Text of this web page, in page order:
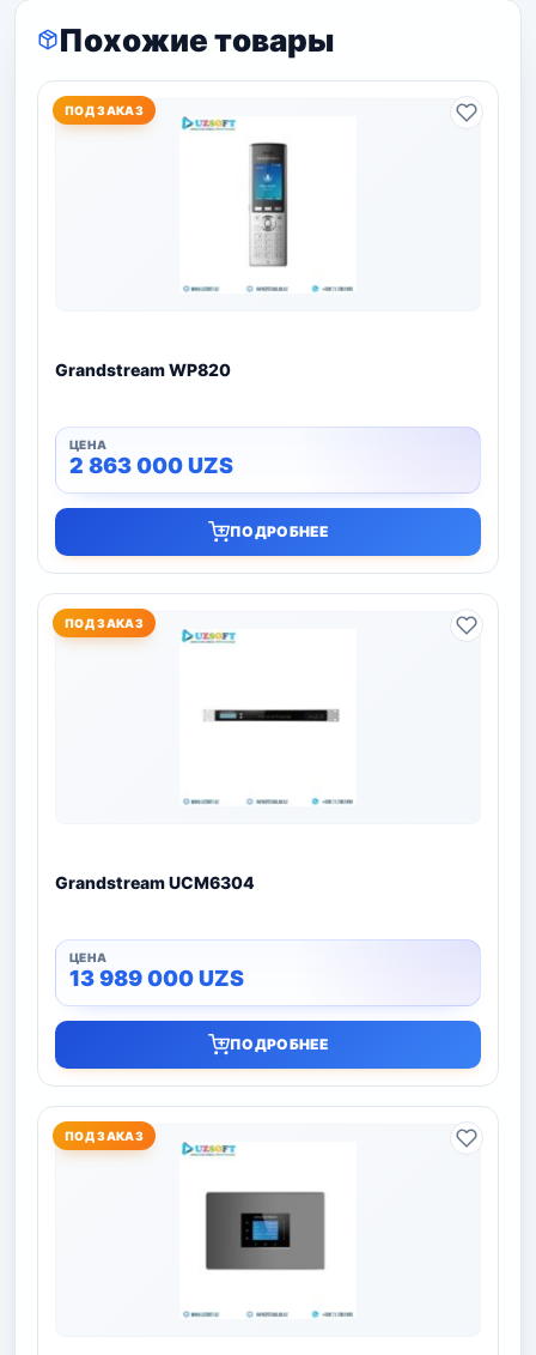
Похожие товары
ПОД ЗАКАЗ
Grandstream WP820
2 863 000UZS
ПОДРОБНЕЕ
ПОД ЗАКАЗ
Grandstream UCM6304
13 989 000UZS
ПОДРОБНЕЕ
ПОД ЗАКАЗ